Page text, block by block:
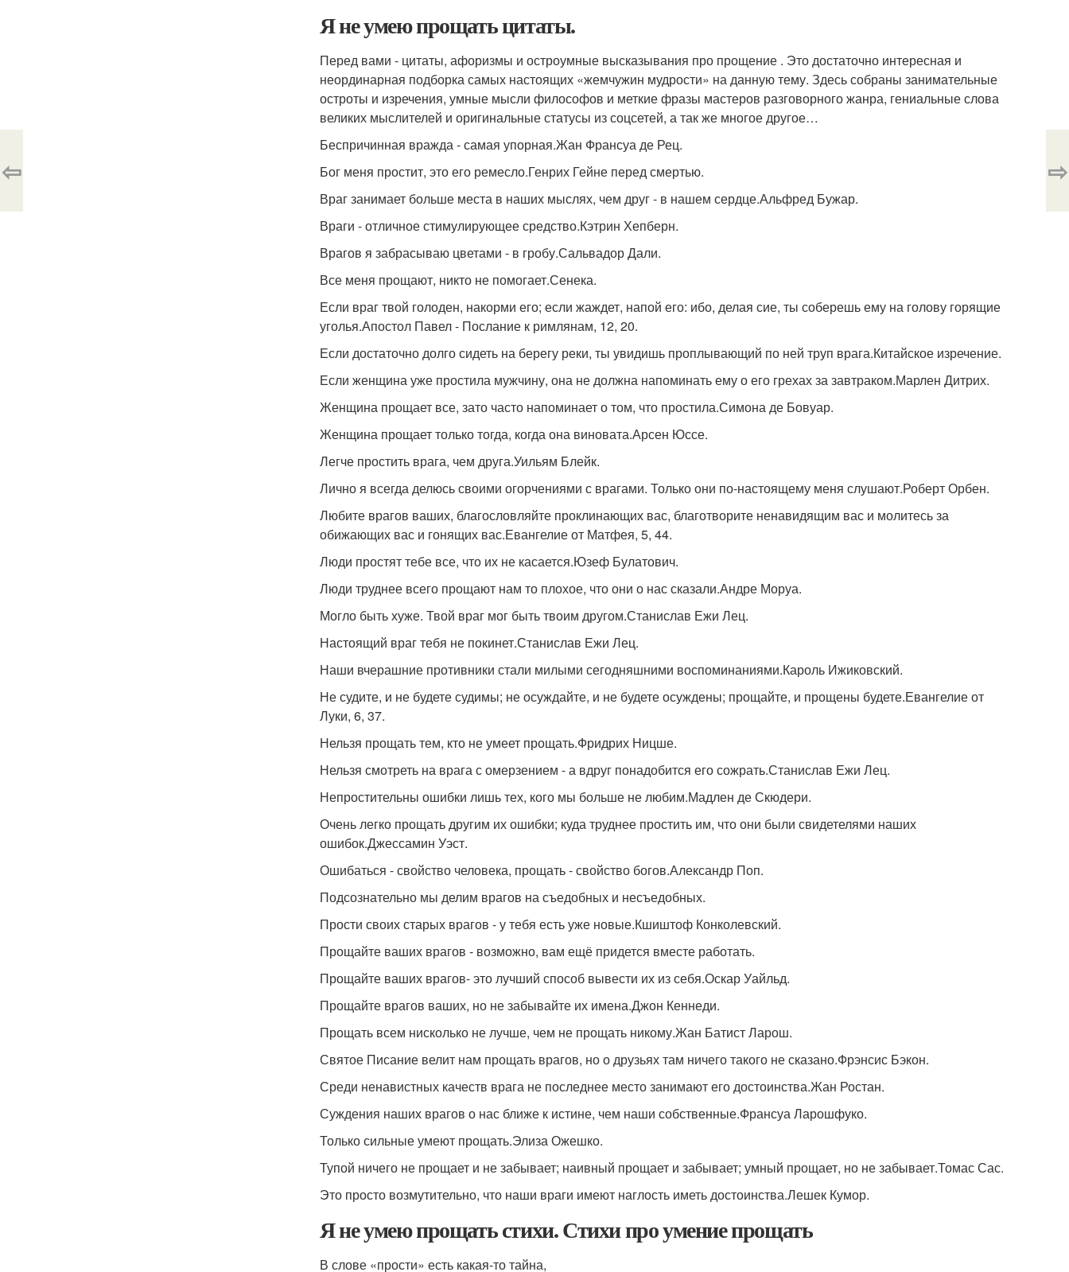
Я не умею прощать цитаты.
Перед вами - цитаты, афоризмы и остроумные высказывания про прощение . Это достаточно интересная и
неординарная подборка самых настоящих «жемчужин мудрости» на данную тему. Здесь собраны занимательные
остроты и изречения, умные мысли философов и меткие фразы мастеров разговорного жанра, гениальные слова
великих мыслителей и оригинальные статусы из соцсетей, а так же многое другое…
Беспричинная вражда - самая упорная.Жан Франсуа де Рец.
Бог меня простит, это его ремесло.Генрих Гейне перед смертью.
Враг занимает больше места в наших мыслях, чем друг - в нашем сердце.Альфред Бужар.
Враги - отличное стимулирующее средство.Кэтрин Хепберн.
Врагов я забрасываю цветами - в гробу.Сальвадор Дали.
Все меня прощают, никто не помогает.Сенека.
Если враг твой голоден, накорми его; если жаждет, напой его: ибо, делая сие, ты соберешь ему на голову горящие
уголья.Апостол Павел - Послание к римлянам, 12, 20.
Если достаточно долго сидеть на берегу реки, ты увидишь проплывающий по ней труп врага.Китайское изречение.
Если женщина уже простила мужчину, она не должна напоминать ему о его грехах за завтраком.Марлен Дитрих.
Женщина прощает все, зато часто напоминает о том, что простила.Симона де Бовуар.
Женщина прощает только тогда, когда она виновата.Арсен Юссе.
Легче простить врага, чем друга.Уильям Блейк.
Лично я всегда делюсь своими огорчениями с врагами. Только они по-настоящему меня слушают.Роберт Орбен.
Любите врагов ваших, благословляйте проклинающих вас, благотворите ненавидящим вас и молитесь за
обижающих вас и гонящих вас.Евангелие от Матфея, 5, 44.
Люди простят тебе все, что их не касается.Юзеф Булатович.
Люди труднее всего прощают нам то плохое, что они о нас сказали.Андре Моруа.
Могло быть хуже. Твой враг мог быть твоим другом.Станислав Ежи Лец.
Настоящий враг тебя не покинет.Станислав Ежи Лец.
Наши вчерашние противники стали милыми сегодняшними воспоминаниями.Кароль Ижиковский.
Не судите, и не будете судимы; не осуждайте, и не будете осуждены; прощайте, и прощены будете.Евангелие от
Луки, 6, 37.
Нельзя прощать тем, кто не умеет прощать.Фридрих Ницше.
Нельзя смотреть на врага с омерзением - а вдруг понадобится его сожрать.Станислав Ежи Лец.
Непростительны ошибки лишь тех, кого мы больше не любим.Мадлен де Скюдери.
Очень легко прощать другим их ошибки; куда труднее простить им, что они были свидетелями наших
ошибок.Джессамин Уэст.
Ошибаться - свойство человека, прощать - свойство богов.Александр Поп.
Подсознательно мы делим врагов на съедобных и несъедобных.
Прости своих старых врагов - у тебя есть уже новые.Кшиштоф Конколевский.
Прощайте ваших врагов - возможно, вам ещё придется вместе работать.
Прощайте ваших врагов- это лучший способ вывести их из себя.Оскар Уайльд.
Прощайте врагов ваших, но не забывайте их имена.Джон Кеннеди.
Прощать всем нисколько не лучше, чем не прощать никому.Жан Батист Ларош.
Святое Писание велит нам прощать врагов, но о друзьях там ничего такого не сказано.Фрэнсис Бэкон.
Среди ненавистных качеств врага не последнее место занимают его достоинства.Жан Ростан.
Суждения наших врагов о нас ближе к истине, чем наши собственные.Франсуа Ларошфуко.
Только сильные умеют прощать.Элиза Ожешко.
Тупой ничего не прощает и не забывает; наивный прощает и забывает; умный прощает, но не забывает.Томас Сас.
Это просто возмутительно, что наши враги имеют наглость иметь достоинства.Лешек Кумор.
Я не умею прощать стихи. Стихи про умение прощать
В слове «прости» есть какая-то тайна,
⇦ ⇨